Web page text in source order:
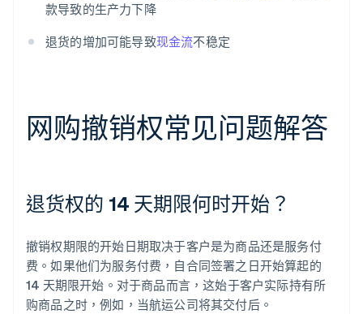
款导致的生产力下降
退货的增加可能导致现金流不稳定
网购撤销权常见问题解答
退货权的 14 天期限何时开始？
撤销权期限的开始日期取决于客户是为商品还是服务付
费。如果他们为服务付费，自合同签署之日开始算起的
14 天期限开始。对于商品而言，这始于客户实际持有所
购商品之时，例如，当航运公司将其交付后。